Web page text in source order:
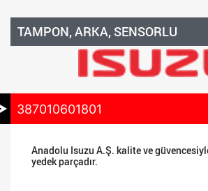
TAMPON, ARKA, SENSORLU
387010601801
Anadolu Isuzu A.Ş. kalite ve
yedek parçadır.